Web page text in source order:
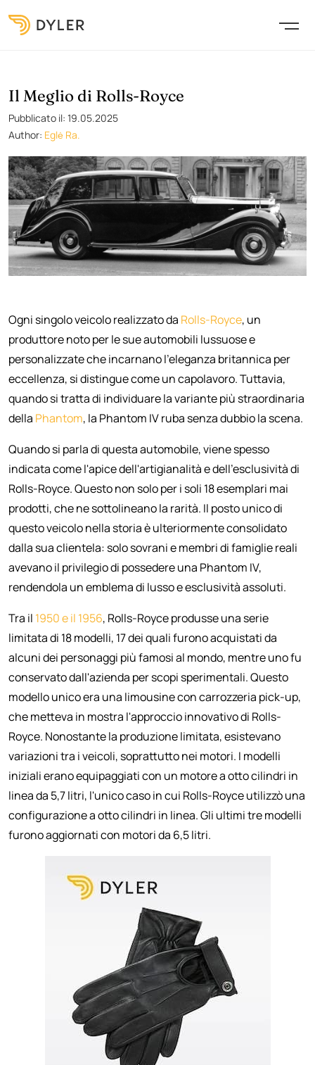
Il Meglio di Rolls-Royce
Pubblicato il: 19.05.2025
Author: Eglė Ra.
Ogni singolo veicolo realizzato da Rolls-Royce, un
produttore noto per le sue automobili lussuose e
personalizzate che incarnano l'eleganza britannica per
eccellenza, si distingue come un capolavoro. Tuttavia,
quando si tratta di individuare la variante più straordinaria
della Phantom, la Phantom IV ruba senza dubbio la scena.
Quando si parla di questa automobile, viene spesso
indicata come l'apice dell'artigianalità e dell'esclusività di
Rolls-Royce. Questo non solo per i soli 18 esemplari mai
prodotti, che ne sottolineano la rarità. Il posto unico di
questo veicolo nella storia è ulteriormente consolidato
dalla sua clientela: solo sovrani e membri di famiglie reali
avevano il privilegio di possedere una Phantom IV,
rendendola un emblema di lusso e esclusività assoluti.
Tra il 1950 e il 1956, Rolls-Royce produsse una serie
limitata di 18 modelli, 17 dei quali furono acquistati da
alcuni dei personaggi più famosi al mondo, mentre uno fu
conservato dall'azienda per scopi sperimentali. Questo
modello unico era una limousine con carrozzeria pick-up,
che metteva in mostra l'approccio innovativo di Rolls-
Royce. Nonostante la produzione limitata, esistevano
variazioni tra i veicoli, soprattutto nei motori. I modelli
iniziali erano equipaggiati con un motore a otto cilindri in
linea da 5,7 litri, l'unico caso in cui Rolls-Royce utilizzò una
configurazione a otto cilindri in linea. Gli ultimi tre modelli
furono aggiornati con motori da 6,5 litri.